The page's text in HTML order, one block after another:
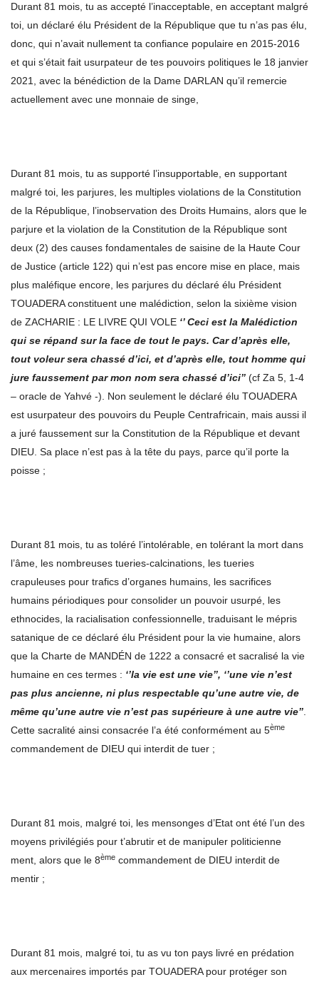
Durant 81 mois, tu as accepté l’inacceptable, en acceptant malgré
toi, un déclaré élu Président de la République que tu n’as pas élu,
donc, qui n’avait nullement ta confiance populaire en 2015-2016
et qui s’était fait usurpateur de tes pouvoirs politiques le 18 janvier
2021, avec la bénédiction de la Dame DARLAN qu’il remercie
actuellement avec une monnaie de singe,
Durant 81 mois, tu as supporté l’insupportable, en supportant
malgré toi, les parjures, les multiples violations de la Constitution
de la République, l’inobservation des Droits Humains, alors que le
parjure et la violation de la Constitution de la République sont
deux (2) des causes fondamentales de saisine de la Haute Cour
de Justice (article 122) qui n’est pas encore mise en place, mais
plus maléfique encore, les parjures du déclaré élu Président
TOUADERA constituent une malédiction, selon la sixième vision
de ZACHARIE : LE LIVRE QUI VOLE ‘’ Ceci est la Malédiction
qui se répand sur la face de tout le pays. Car d’après elle,
tout voleur sera chassé d’ici, et d’après elle, tout homme qui
jure faussement par mon nom sera chassé d’ici’’ (cf Za 5, 1-4
– oracle de Yahvé -). Non seulement le déclaré élu TOUADERA
est usurpateur des pouvoirs du Peuple Centrafricain, mais aussi il
a juré faussement sur la Constitution de la République et devant
DIEU. Sa place n’est pas à la tête du pays, parce qu’il porte la
poisse ;
Durant 81 mois, tu as toléré l’intolérable, en tolérant la mort dans
l’âme, les nombreuses tueries-calcinations, les tueries
crapuleuses pour trafics d’organes humains, les sacrifices
humains périodiques pour consolider un pouvoir usurpé, les
ethnocides, la racialisation confessionnelle, traduisant le mépris
satanique de ce déclaré élu Président pour la vie humaine, alors
que la Charte de MANDÉN de 1222 a consacré et sacralisé la vie
humaine en ces termes : ‘’la vie est une vie’’, ‘’une vie n’est
pas plus ancienne, ni plus respectable qu’une autre vie, de
même qu’une autre vie n’est pas supérieure à une autre vie’’.
Cette sacralité ainsi consacrée l’a été conformément au 5ème
commandement de DIEU qui interdit de tuer ;
Durant 81 mois, malgré toi, les mensonges d’Etat ont été l’un des
moyens privilégiés pour t’abrutir et de manipuler politicienne
ment, alors que le 8ème commandement de DIEU interdit de
mentir ;
Durant 81 mois, malgré toi, tu as vu ton pays livré en prédation
aux mercenaires importés par TOUADERA pour protéger son